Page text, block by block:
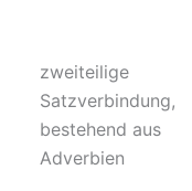
zweiteilige
Satzverbindung,
bestehend aus
Adverbien